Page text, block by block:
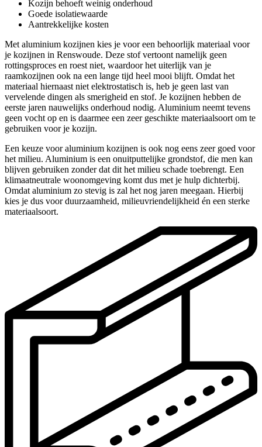
Kozijn behoeft weinig onderhoud
Goede isolatiewaarde
Aantrekkelijke kosten
Met aluminium kozijnen kies je voor een behoorlijk materiaal voor
je kozijnen in Renswoude. Deze stof vertoont namelijk geen
rottingsproces en roest niet, waardoor het uiterlijk van je
raamkozijnen ook na een lange tijd heel mooi blijft. Omdat het
materiaal hiernaast niet elektrostatisch is, heb je geen last van
vervelende dingen als smerigheid en stof. Je kozijnen hebben de
eerste jaren nauwelijks onderhoud nodig. Aluminium neemt tevens
geen vocht op en is daarmee een zeer geschikte materiaalsoort om te
gebruiken voor je kozijn.
Een keuze voor aluminium kozijnen is ook nog eens zeer goed voor
het milieu. Aluminium is een onuitputtelijke grondstof, die men kan
blijven gebruiken zonder dat dit het milieu schade toebrengt. Een
klimaatneutrale woonomgeving komt dus met je hulp dichterbij.
Omdat aluminium zo stevig is zal het nog jaren meegaan. Hierbij
kies je dus voor duurzaamheid, milieuvriendelijkheid én een sterke
materiaalsoort.